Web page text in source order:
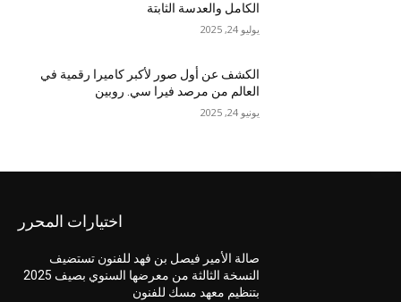
الكامل والعدسة الثابتة
يوليو 24, 2025
الكشف عن أول صور لأكبر كاميرا رقمية في
العالم من مرصد فيرا سي. روبين
يونيو 24, 2025
اختيارات المحرر
صالة الأمير فيصل بن فهد للفنون تستضيف
النسخة الثالثة من معرضها السنوي بصيف 2025
بتنظيم معهد مسك للفنون